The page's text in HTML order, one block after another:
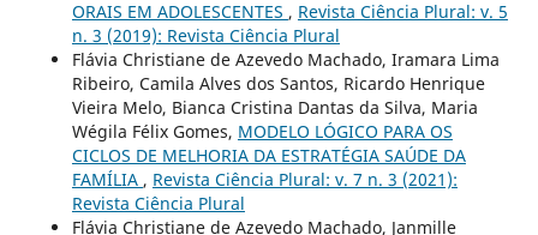
ORAIS EM ADOLESCENTES , Revista Ciência Plural: v. 5
n. 3 (2019): Revista Ciência Plural
Flávia Christiane de Azevedo Machado, Iramara Lima
Ribeiro, Camila Alves dos Santos, Ricardo Henrique
Vieira Melo, Bianca Cristina Dantas da Silva, Maria
Wégila Félix Gomes, MODELO LÓGICO PARA OS
CICLOS DE MELHORIA DA ESTRATÉGIA SAÚDE DA
FAMÍLIA , Revista Ciência Plural: v. 7 n. 3 (2021):
Revista Ciência Plural
Flávia Christiane de Azevedo Machado, Janmille